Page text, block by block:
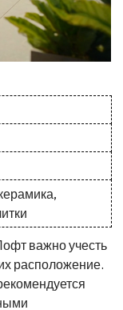
важно учесть
расположение.